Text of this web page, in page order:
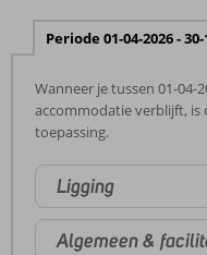
Periode 01-04-2026 - 30-
Wanneer je tussen 01-04-
accommodatie verblijft,
toepassing.
Ligging
Algemeen &